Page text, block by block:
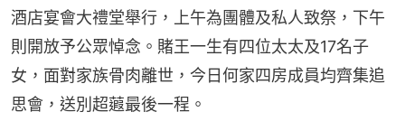
酒店宴會大禮堂舉行，上午為團體及私人致祭，下午
則開放予公眾悼念。賭王一生有四位太太及17名子
女，面對家族骨肉離世，今日何家四房成員均齊集追
思會，送別超蕸最後一程。